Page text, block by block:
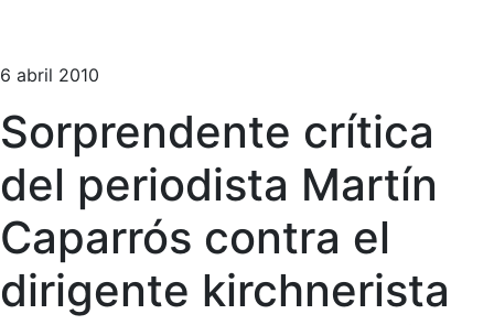
6 abril 2010
Sorprendente crítica
del periodista Martín
Caparrós contra el
dirigente kirchnerista